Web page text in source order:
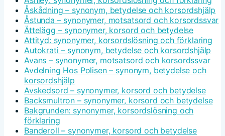
Åskådning – synonym, betydelse och korsordshjälp
Åstunda – synonymer, motsatsord och korsordssvar
Ättelägg – synonymer, korsord och betydelse
Attityd: synonymer, korsordslösning och förklaring
Autokrati – synonym, betydelse och korsordshjälp
Avans – synonymer, motsatsord och korsordssvar
Avdelning Hos Polisen – synonym, betydelse och
korsordshjälp
Avskedsord – synonymer, korsord och betydelse
Backsmultron – synonymer, korsord och betydelse
Bakgrunden: synonymer, korsordslösning och
förklaring
Banderoll – synonymer, korsord och betydelse